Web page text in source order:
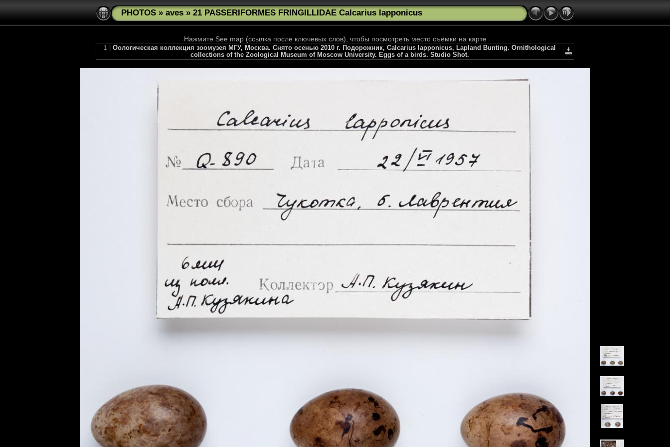
PHOTOS » aves » 21 PASSERIFORMES FRINGILLIDAE Calcarius lapponicus
Нажмите See map (ссылка после ключевых слов), чтобы посмотреть место съёмки на карте
1 | Оологическая коллекция зоомузея МГУ, Москва. Снято осенью 2010 г. Подорожник, Calcarius lapponicus, Lapland Bunting. Ornithological
collections of the Zoological Museum of Moscow University. Eggs of a birds. Studio Shot.